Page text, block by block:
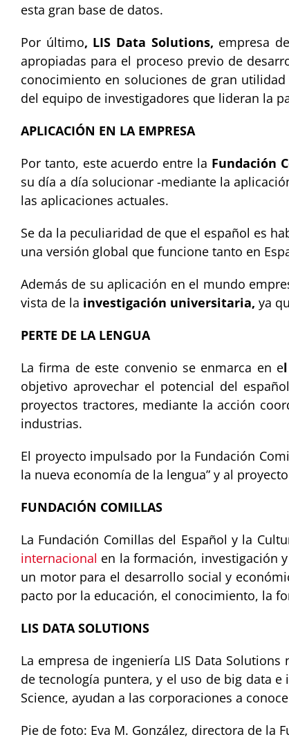
esta gran base de datos.
Por último, LIS Data Solutions, empresa
apropiadas para el proceso previo de
conocimiento en soluciones de gran
del equipo de investigadores que lideran la
APLICACIÓN EN LA EMPRESA
Por tanto, este acuerdo entre la Fundación
su día a día solucionar -mediante la
las aplicaciones actuales.
Se da la peculiaridad de que el español es
una versión global que funcione tanto en
Además de su aplicación en el mundo
vista de la investigación universitaria, ya
PERTE DE LA LENGUA
La firma de este convenio se enmarca en e
objetivo aprovechar el potencial del
proyectos tractores, mediante la acción
industrias.
El proyecto impulsado por la Fundación
la nueva economía de la lengua” y al
FUNDACIÓN COMILLAS
La Fundación Comillas del Español y la
internacional en la formación, investigación
un motor para el desarrollo social y
pacto por la educación, el conocimiento, la
LIS DATA SOLUTIONS
La empresa de ingeniería LIS Data
de tecnología puntera, y el uso de big data
Science, ayudan a las corporaciones a
Pie de foto: Eva M. González, directora de la